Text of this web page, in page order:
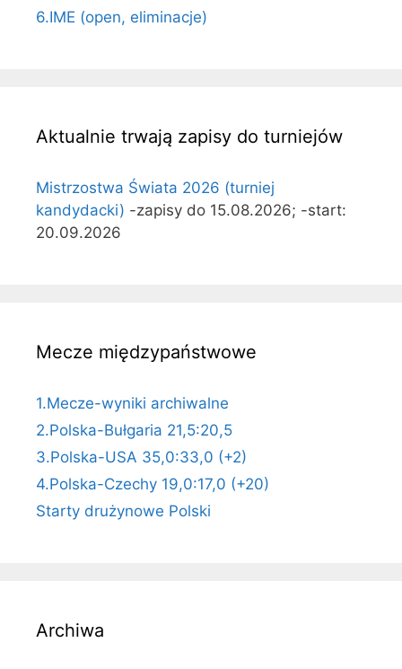
6.IME (open, eliminacje)
Aktualnie trwają zapisy do turniejów
Mistrzostwa Świata 2026 (turniej
kandydacki) -zapisy do 15.08.2026; -start:
20.09.2026
Mecze międzypaństwowe
1.Mecze-wyniki archiwalne
2.Polska-Bułgaria 21,5:20,5
3.Polska-USA 35,0:33,0 (+2)
4.Polska-Czechy 19,0:17,0 (+20)
Starty drużynowe Polski
Archiwa